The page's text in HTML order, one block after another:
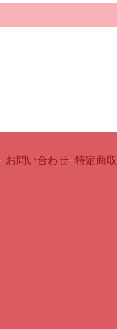
- お問い合わせ- 特定商